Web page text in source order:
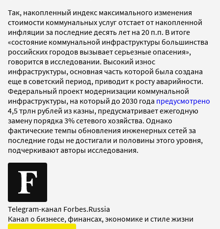
Так, накопленный индекс максимального изменения
стоимости коммунальных услуг отстает от накопленной
инфляции за последние десять лет на 20 п.п. В итоге
«состояние коммунальной инфраструктуры большинства
российских городов вызывает серьезные опасения»,
говорится в исследовании. Высокий износ
инфраструктуры, основная часть которой была создана
еще в советский период, приводит к росту аварийности.
Федеральный проект модернизации коммунальной
инфраструктуры, на который до 2030 года предусмотрено
4,5 трлн рублей из казны, предусматривает ежегодную
замену порядка 3% сетевого хозяйства. Однако
фактические темпы обновления инженерных сетей за
последние годы не достигали и половины этого уровня,
подчеркивают авторы исследования.
Telegram-канал Forbes.Russia
Канал о бизнесе, финансах, экономике и стиле жизни